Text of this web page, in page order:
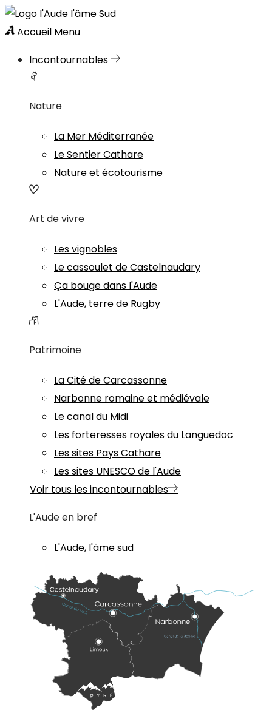
Accueil Menu
Incontournables
Nature
La Mer Méditerranée
Le Sentier Cathare
Nature et écotourisme
Art de vivre
Les vignobles
Le cassoulet de Castelnaudary
Ça bouge dans l'Aude
L'Aude, terre de Rugby
Patrimoine
La Cité de Carcassonne
Narbonne romaine et médiévale
Le canal du Midi
Les forteresses royales du Languedoc
Les sites Pays Cathare
Les sites UNESCO de l'Aude
Voir tous les incontournables
L'Aude en bref
L'Aude, l'âme sud